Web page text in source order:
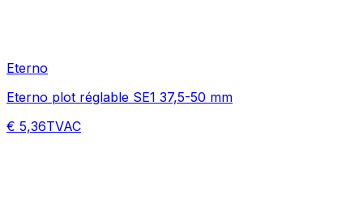
Eterno
Eterno plot réglable SE1 37,5-50 mm
€ 5,36TVAC